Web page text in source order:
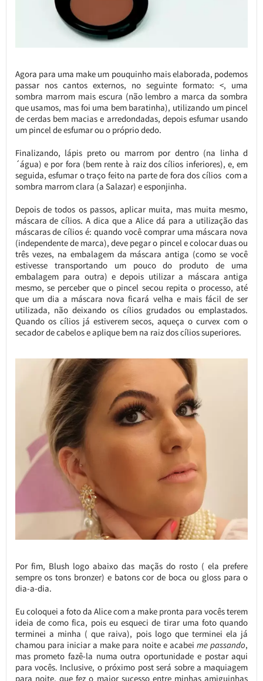
Agora para uma make um pouquinho mais elaborada, podemos
passar nos cantos externos, no seguinte formato: <, uma
sombra marrom mais escura (não lembro a marca da sombra
que usamos, mas foi uma bem baratinha), utilizando um pincel
de cerdas bem macias e arredondadas, depois esfumar usando
um pincel de esfumar ou o próprio dedo.
Finalizando, lápis preto ou marrom por dentro (na linha d
´água) e por fora (bem rente à raiz dos cílios inferiores), e, em
seguida, esfumar o traço feito na parte de fora dos cílios com a
sombra marrom clara (a Salazar) e esponjinha.
Depois de todos os passos, aplicar muita, mas muita mesmo,
máscara de cílios. A dica que a Alice dá para a utilização das
máscaras de cílios é: quando você comprar uma máscara nova
(independente de marca), deve pegar o pincel e colocar duas ou
três vezes, na embalagem da máscara antiga (como se você
estivesse transportando um pouco do produto de uma
embalagem para outra) e depois utilizar a máscara antiga
mesmo, se perceber que o pincel secou repita o processo, até
que um dia a máscara nova ficará velha e mais fácil de ser
utilizada, não deixando os cílios grudados ou emplastados.
Quando os cílios já estiverem secos, aqueça o curvex com o
secador de cabelos e aplique bem na raiz dos cílios superiores.
Por fim, Blush logo abaixo das maçãs do rosto ( ela prefere
sempre os tons bronzer) e batons cor de boca ou gloss para o
dia-a-dia.
Eu coloquei a foto da Alice com a make pronta para vocês terem
ideia de como fica, pois eu esqueci de tirar uma foto quando
terminei a minha ( que raiva), pois logo que terminei ela já
chamou para iniciar a make para noite e acabeime passando,
mas prometo fazê-la numa outra oportunidade e postar aqui
para vocês. Inclusive, o próximo post será sobre a maquiagem
para noite, que fez o maior sucesso entre minhas amiguinhas